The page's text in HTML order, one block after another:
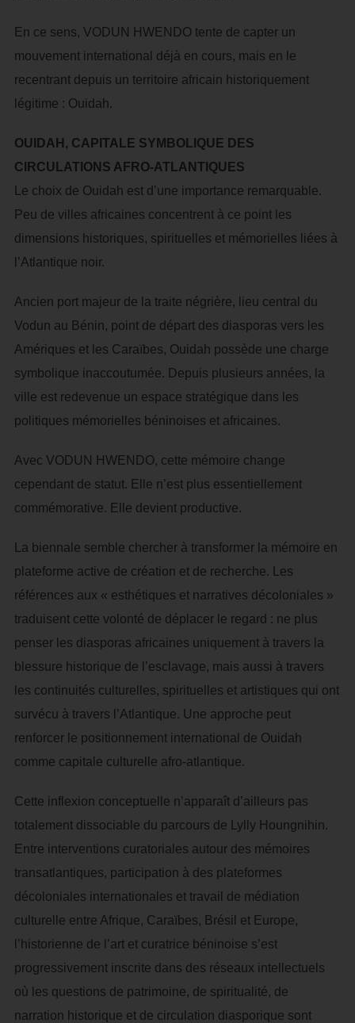
En ce sens, VODUN HWENDO tente de capter un
mouvement international déjà en cours, mais en le
recentrant depuis un territoire africain historiquement
légitime : Ouidah.
OUIDAH, CAPITALE SYMBOLIQUE DES
CIRCULATIONS AFRO-ATLANTIQUES
Le choix de Ouidah est d’une importance remarquable.
Peu de villes africaines concentrent à ce point les
dimensions historiques, spirituelles et mémorielles liées à
l’Atlantique noir.
Ancien port majeur de la traite négrière, lieu central du
Vodun au Bénin, point de départ des diasporas vers les
Amériques et les Caraïbes, Ouidah possède une charge
symbolique inaccoutumée. Depuis plusieurs années, la
ville est redevenue un espace stratégique dans les
politiques mémorielles béninoises et africaines.
Avec VODUN HWENDO, cette mémoire change
cependant de statut. Elle n’est plus essentiellement
commémorative. Elle devient productive.
La biennale semble chercher à transformer la mémoire en
plateforme active de création et de recherche. Les
références aux « esthétiques et narratives décoloniales »
traduisent cette volonté de déplacer le regard : ne plus
penser les diasporas africaines uniquement à travers la
blessure historique de l’esclavage, mais aussi à travers
les continuités culturelles, spirituelles et artistiques qui ont
survécu à travers l’Atlantique. Une approche peut
renforcer le positionnement international de Ouidah
comme capitale culturelle afro-atlantique.
Cette inflexion conceptuelle n’apparaît d’ailleurs pas
totalement dissociable du parcours de Lylly Houngnihin.
Entre interventions curatoriales autour des mémoires
transatlantiques, participation à des plateformes
décoloniales internationales et travail de médiation
culturelle entre Afrique, Caraïbes, Brésil et Europe,
l’historienne de l’art et curatrice béninoise s’est
progressivement inscrite dans des réseaux intellectuels
où les questions de patrimoine, de spiritualité, de
narration historique et de circulation diasporique sont